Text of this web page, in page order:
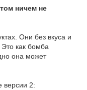
ничем не
Они без вкуса и
Это как бомба
она может
версии 2: